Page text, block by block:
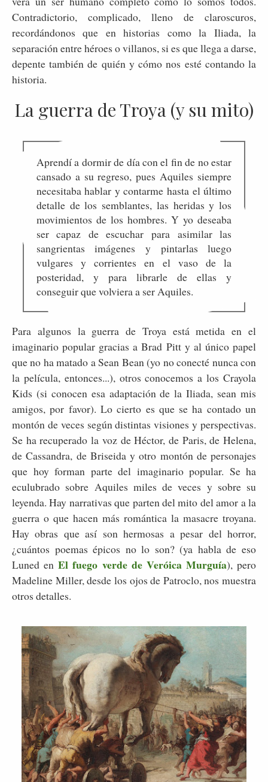
Contradictorio, complicado, lleno de claroscuros,
recordándonos que en historias como la Iliada, la
separación entre héroes o villanos, si es que llega a darse,
depente también de quién y cómo nos esté contando la
historia.
La guerra de Troya (y su mito)
Aprendí a dormir de día con el fin de no estar
cansado a su regreso, pues Aquiles siempre
necesitaba hablar y contarme hasta el último
detalle de los semblantes, las heridas y los
movimientos de los hombres. Y yo deseaba
ser capaz de escuchar para asimilar las
sangrientas imágenes y pintarlas luego
vulgares y corrientes en el vaso de la
posteridad, y para librarle de ellas y
conseguir que volviera a ser Aquiles.
Para algunos la guerra de Troya está metida en el
imaginario popular gracias a Brad Pitt y al único papel
que no ha matado a Sean Bean (yo no conecté nunca con
la película, entonces...), otros conocemos a los Crayola
Kids (si conocen esa adaptación de la Iliada, sean mis
amigos, por favor). Lo cierto es que se ha contado un
montón de veces según distintas visiones y perspectivas.
Se ha recuperado la voz de Héctor, de Paris, de Helena,
de Cassandra, de Briseida y otro montón de personajes
que hoy forman parte del imaginario popular. Se ha
eculubrado sobre Aquiles miles de veces y sobre su
leyenda. Hay narrativas que parten del mito del amor a la
guerra o que hacen más romántica la masacre troyana.
Hay obras que así son hermosas a pesar del horror,
¿cuántos poemas épicos no lo son? (ya habla de eso
Luned enEl fuego verde de Veróica Murguía), pero
Madeline Miller, desde los ojos de Patroclo, nos muestra
otros detalles.